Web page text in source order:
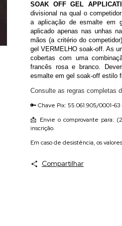
SOAK OFF GEL
divisional na qual o
a aplicação de esmalte em
aplicado apenas nas unhas
mãos (a critério do
gel VERMELHO soak-off. As
cobertas com uma
francês rosa e branco.
esmalte em gel soak-off estilo
Consulte as regras completas
🔑 Chave Pix: 55.061.905/0001-63
📩 Envie o comprovante para:
inscrição.
Em caso de desistência, os
Compartilhar